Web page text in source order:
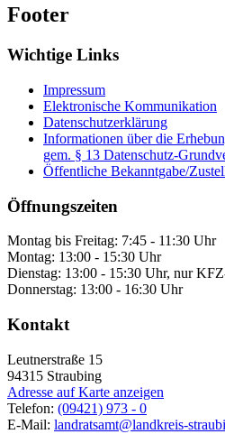
Footer
Wichtige Links
Impressum
Elektronische Kommunikation
Datenschutzerklärung
Informationen über die
gem. § 13 Datenschutz-
Öffentliche Bekanntgabe/
Öffnungszeiten
Montag bis Freitag: 7:45 - 11:30 Uhr
Montag: 13:00 - 15:30 Uhr
Dienstag: 13:00 - 15:30 Uhr, nur
Donnerstag: 13:00 - 16:30 Uhr
Kontakt
Leutnerstraße 15
94315 Straubing
Adresse auf Karte anzeigen
Telefon: (09421) 973 - 0
E-Mail: landratsamt@landkreis-